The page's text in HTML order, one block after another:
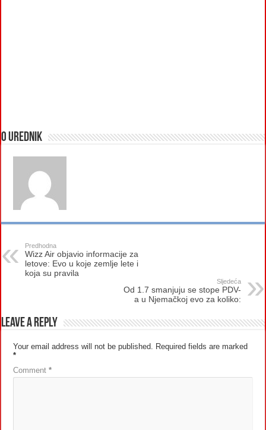
O urednik
Predhodna
Wizz Air objavio informacije za
letove: Evo u koje zemlje lete i
koja su pravila
Sljedeća
Od 1.7 smanjuju se stope PDV-
a u Njemačkoj evo za koliko:
Leave a Reply
Your email address will not be published.
Required fields are marked
*
Comment*